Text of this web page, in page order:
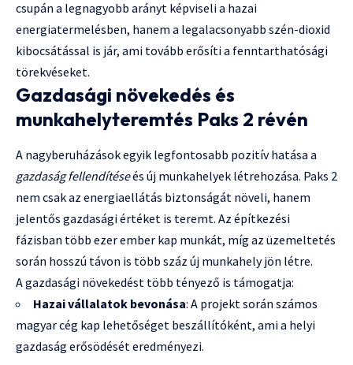
csupán a legnagyobb arányt képviseli a hazai
energiatermelésben, hanem a legalacsonyabb szén-dioxid
kibocsátással is jár, ami tovább erősíti a fenntarthatósági
törekvéseket.
Gazdasági növekedés és
munkahelyteremtés Paks 2 révén
A nagyberuházások egyik legfontosabb pozitív hatása a
gazdaság fellendítéseés új munkahelyek létrehozása. Paks 2
nem csak az energiaellátás biztonságát növeli, hanem
jelentős gazdasági értéket is teremt. Az építkezési
fázisban több ezer ember kap munkát, míg az üzemeltetés
során hosszú távon is több száz új munkahely jön létre.
A gazdasági növekedést több tényező is támogatja:
Hazai vállalatok bevonása: A projekt során számos
magyar cég kap lehetőséget beszállítóként, ami a helyi
gazdaság erősödését eredményezi.